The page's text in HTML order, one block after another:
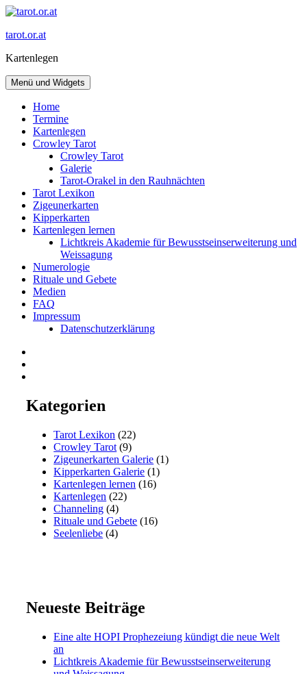
Zum
springen
tarot.or.at
Kartenlegen
Menü und Widgets
Home
Termine
Kartenlegen
Crowley Tarot
Crowley Tarot
Galerie
Tarot-Orakel in den Rauhnächten
Tarot Lexikon
Zigeunerkarten
Kipperkarten
Kartenlegen lernen
Lichtkreis Akademie für Bewusstseinserweiterung und
Weissagung
Numerologie
Rituale und Gebete
Medien
FAQ
Impressum
Datenschutzerklärung
Kategorien
Tarot Lexikon (22)
Crowley Tarot (9)
Zigeunerkarten Galerie (1)
Kipperkarten Galerie (1)
Kartenlegen lernen (16)
Kartenlegen (22)
Channeling (4)
Rituale und Gebete (16)
Seelenliebe (4)
Neueste Beiträge
Eine alte HOPI Prophezeiung kündigt die neue Welt
an
Lichtkreis Akademie für Bewusstseinserweiterung